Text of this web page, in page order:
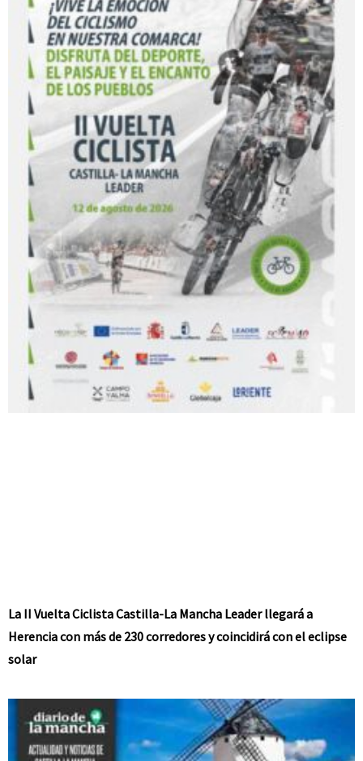
La II Vuelta Ciclista Castilla-La Mancha Leader llegará a
Herencia con más de 230 corredores y coincidirá con el eclipse
solar